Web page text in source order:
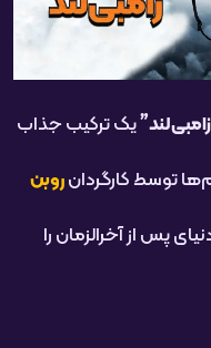
یک ترکیب جذاب
توسط کارگردانروبن
پس از آخرالزمان را